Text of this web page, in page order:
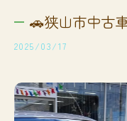
🚗狭山市中古
2025/03/17